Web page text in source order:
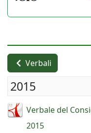
Verbali
2015
Verbale del
2015